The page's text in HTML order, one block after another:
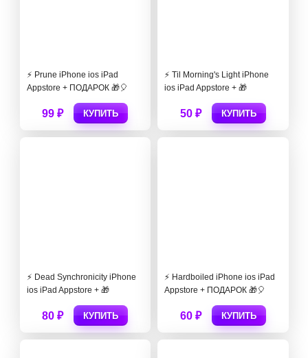
⚡️ Prune iPhone ios iPad
Appstore + ПОДАРОК 🎁🎈
99 ₽ КУПИТЬ
⚡️ Til Morning's Light iPhone
ios iPad Appstore + 🎁
50 ₽ КУПИТЬ
⚡️ Dead Synchronicity iPhone
ios iPad Appstore + 🎁
80 ₽ КУПИТЬ
⚡️ Hardboiled iPhone ios iPad
Appstore + ПОДАРОК 🎁🎈
60 ₽ КУПИТЬ